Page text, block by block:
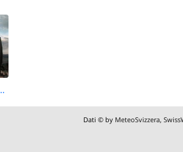
Neckertal
Dati © by MeteoSvizzera,